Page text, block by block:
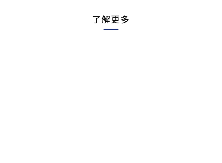
了解更多